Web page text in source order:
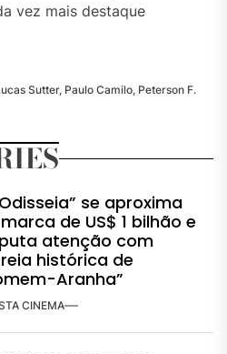
vez mais destaque
Sutter, Paulo Camilo, Peterson F.
se aproxima
de US$ 1 bilhão e
atenção com
histórica de
Aranha”
CINEMA